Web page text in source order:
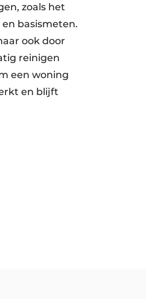
zoals het
basismeten.
ook door
reinigen
een woning
en blijft